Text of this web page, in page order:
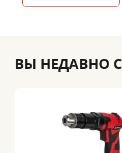
ВЫ НЕДАВНО